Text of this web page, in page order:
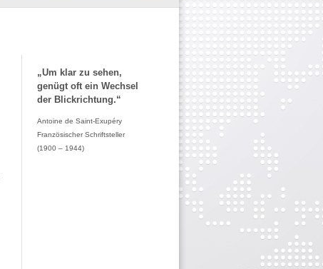
„Um klar zu sehen,
genügt oft ein Wechsel
der Blickrichtung.“
Antoine de Saint-Exupéry
Französischer Schriftsteller
(1900 – 1944)